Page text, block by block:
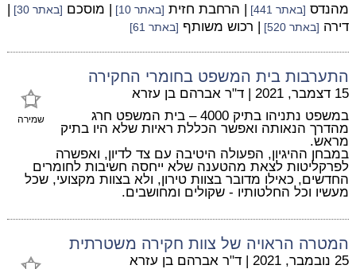
מהנדס [באתר 441] | הרחבת חזית [באתר 10] | מוסכם [באתר 30]
|
דירה [באתר 520] | רכוש משותף [באתר 61]
התערבות בית המשפט בחומרי החקירה
שמירה
15 דצמבר, 2021 | ד"ר אברהם בן עזרא
במשפט נתניהו בתיק 4000 – בית המשפט חרג
מהדרך הנאותה ואפשר הכללת ראיות שלא היו בתיק
מראש.
במבחן ההיגיון, הפעולה היטיבה עם צד לדיון, ואפשרה
לפרקליטות לצאת מהטענה שלא ייחסה חשיבות לחומרים
החדשים, כאילו מדובר בצוות טירון, ולא בצוות מקצועי, שכל
מעשיו וכל החלטותיו - שקולים ומחושבים.
המטרה הראויה של צוות חקירה משטרתית
25 נובמבר, 2021 | ד"ר אברהם בן עזרא